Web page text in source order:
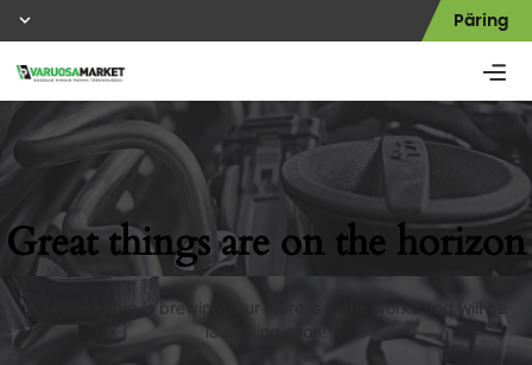
Päring
Great things are on the horizon
Something big is brewing! Our store is in the works and will be
launching soon!